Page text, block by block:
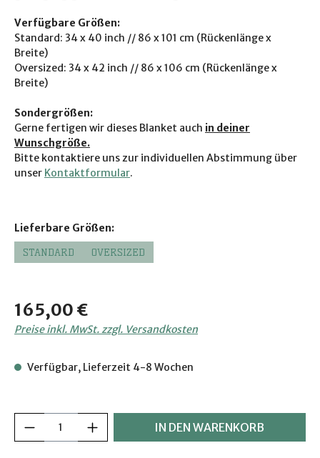
Verfügbare Größen:
Standard: 34 x 40 inch // 86 x 101 cm (Rückenlänge x
Breite)
Oversized: 34 x 42 inch // 86 x 106 cm (Rückenlänge x
Breite)
Sondergrößen:
Gerne fertigen wir dieses Blanket auch in deiner
Wunschgröße.
Bitte kontaktiere uns zur individuellen Abstimmung über
unser Kontaktformular.
Regulärer Preis:
165,00 €
Preise inkl. MwSt. zzgl. Versandkosten
Verfügbar, Lieferzeit 4-8 Wochen
Lieferbare Größen:auswählen
STANDARD
OVERSIZED
Produkt Anzahl: Gib den gewünschten
IN DEN WARENKORB